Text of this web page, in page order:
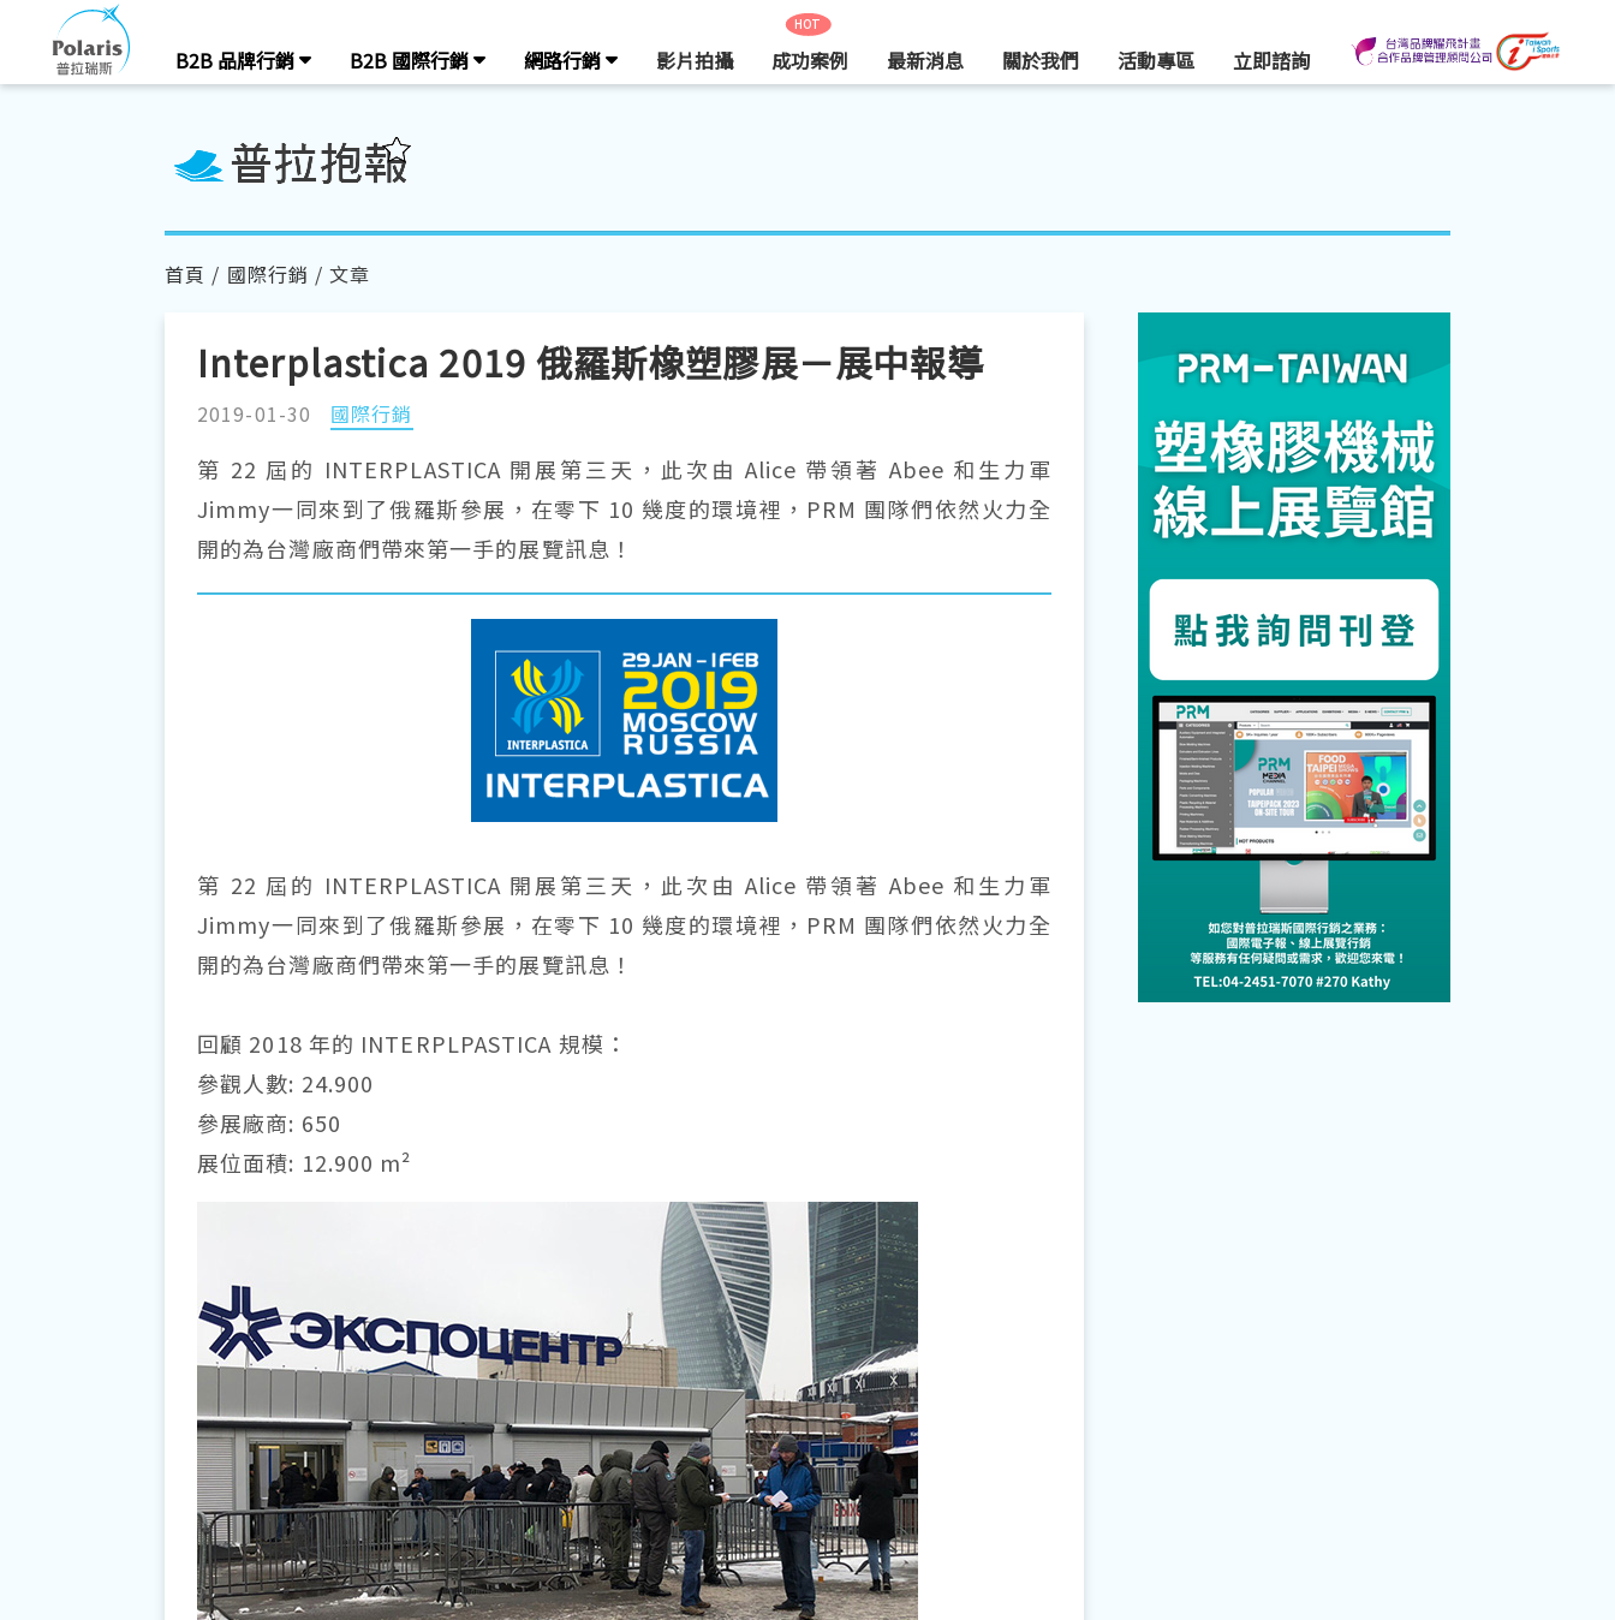
B2B 品牌行銷 B2B 國際行銷 網路行銷 影片拍攝
HOT
成功案例 最新消息 關於我們 活動專區 立即諮詢
首頁 / 國際行銷 / 文章
Interplastica 2019 俄羅斯橡塑膠展－展中報導
2019-01-30 國際行銷
第 22 屆的 INTERPLASTICA 開展第三天，此次由 Alice 帶領著 Abee 和生力軍
Jimmy一同來到了俄羅斯參展，在零下 10 幾度的環境裡，PRM 團隊們依然火力全
開的為台灣廠商們帶來第一手的展覽訊息！
第 22 屆的 INTERPLASTICA 開展第三天，此次由 Alice 帶領著 Abee 和生力軍
Jimmy一同來到了俄羅斯參展，在零下 10 幾度的環境裡，PRM 團隊們依然火力全
開的為台灣廠商們帶來第一手的展覽訊息！
回顧 2018 年的 INTERPLPASTICA 規模：
參觀人數: 24.900
參展廠商: 650
展位面積: 12.900 m²